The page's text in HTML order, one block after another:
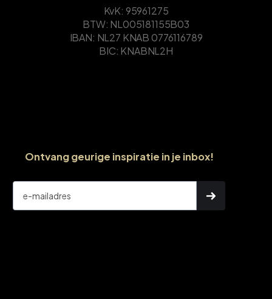
KvK: 95961275
BTW: NL005181155B03
IBAN: NL27 KNAB 0776116789
BIC: KNABNL2H
Ontvang geurige inspiratie in je inbox!